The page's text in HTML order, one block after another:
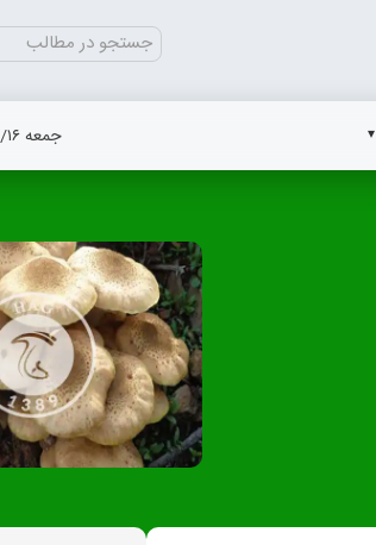
جستجو
برای:
جمعه ۱۴۰۵/۰۵/۱۶